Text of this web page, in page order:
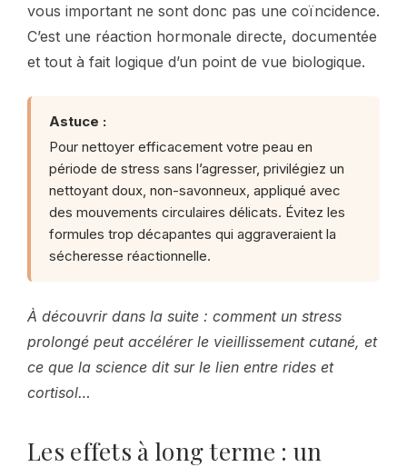
vous important ne sont donc pas une coïncidence.
C’est une réaction hormonale directe, documentée
et tout à fait logique d’un point de vue biologique.
Astuce :
Pour nettoyer efficacement votre peau en
période de stress sans l’agresser, privilégiez un
nettoyant doux, non-savonneux, appliqué avec
des mouvements circulaires délicats. Évitez les
formules trop décapantes qui aggraveraient la
sécheresse réactionnelle.
À découvrir dans la suite : comment un stress
prolongé peut accélérer le vieillissement cutané, et
ce que la science dit sur le lien entre rides et
cortisol…
Les effets à long terme : un